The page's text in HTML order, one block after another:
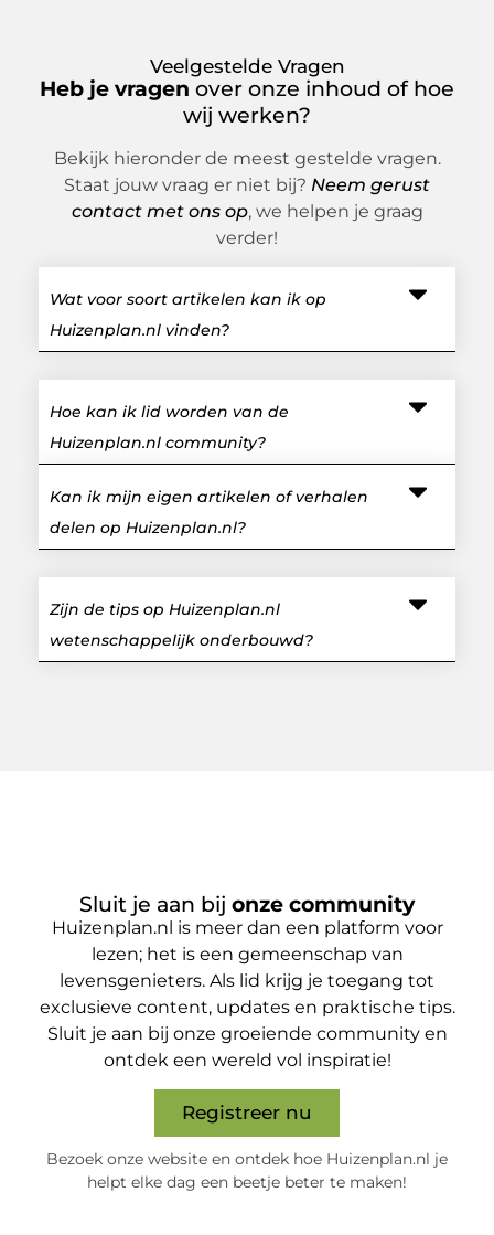
Veelgestelde Vragen
Heb je vragen over onze inhoud of hoe
wij werken?
Bekijk hieronder de meest gestelde vragen.
Staat jouw vraag er niet bij? Neem gerust
contact met ons op, we helpen je graag
verder!
Wat voor soort artikelen kan ik op
Huizenplan.nl vinden?
Hoe kan ik lid worden van de
Huizenplan.nl community?
Kan ik mijn eigen artikelen of verhalen
delen op Huizenplan.nl?
Zijn de tips op Huizenplan.nl
wetenschappelijk onderbouwd?
Sluit je aan bij onze community
Huizenplan.nl is meer dan een platform voor
lezen; het is een gemeenschap van
levensgenieters. Als lid krijg je toegang tot
exclusieve content, updates en praktische tips.
Sluit je aan bij onze groeiende community en
ontdek een wereld vol inspiratie!
Registreer nu
Bezoek onze website en ontdek hoe Huizenplan.nl je
helpt elke dag een beetje beter te maken!